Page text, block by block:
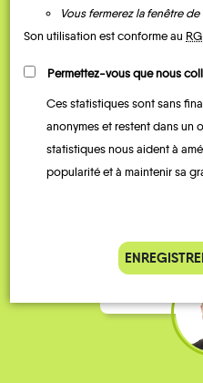
Je vais
parking de
complet
Vous fermerez la fenêtre
Son utilisation est conforme au
Permettez-vous que nous
Ces statistiques sont sans
anonymes et restent dans un
statistiques nous aident à
popularité et à maintenir sa